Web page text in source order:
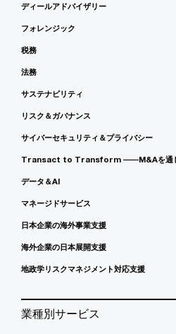
ディールアドバイザリー
フォレンジック
税務
法務
サステナビリティ
リスク＆ガバナンス
サイバーセキュリティ＆プライバシー
Transact to Transform ――M&Aを通じ
データ＆AI
マネージドサービス
日本企業の海外事業支援
海外企業の日本展開支援
地政学リスクマネジメント対応支援
業種別サービス